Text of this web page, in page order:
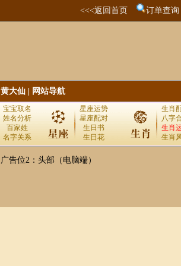
<<<返回首页 订单查询
黄大仙 网站导航
宝宝取名
姓名分析
百家姓
名字关系
星座运势
星座配对
生日书
生日花
生肖
八字
生肖
生肖
广告位2：头部（电脑端）